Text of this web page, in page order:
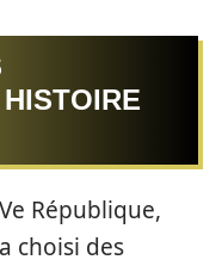
République,
choisi des